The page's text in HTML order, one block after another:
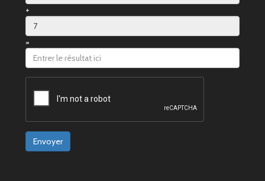
+
=
Envoyer